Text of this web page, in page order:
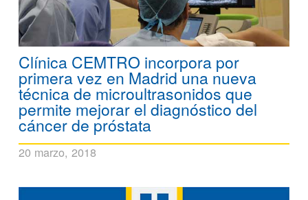
Clínica CEMTRO incorpora por
primera vez en Madrid una nueva
técnica de microultrasonidos que
permite mejorar el diagnóstico del
cáncer de próstata
20 marzo, 2018